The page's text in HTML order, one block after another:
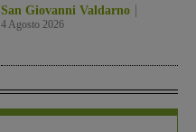
San Giovanni Valdarno
4 Agosto 2026